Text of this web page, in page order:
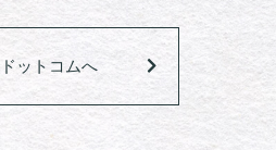
ットコムへ